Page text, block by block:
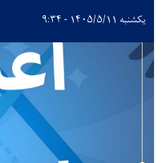
یکشنبه ۱۴۰۵/۵/۱۱ - ۹:۳۴